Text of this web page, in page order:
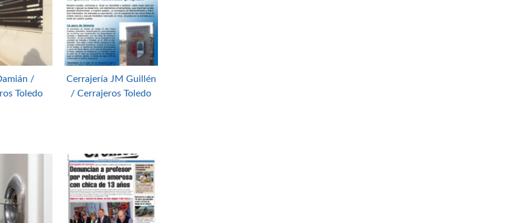
/
Toledo
Cerrajería JM Guillén
/ Cerrajeros Toledo